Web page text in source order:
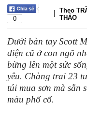
0
|
Theo
THẢO
Dưới bàn tay Scott
điện cũ ở con ngõ
bừng lên một sức
yêu. Chàng trai 23
túi mua sơn mà sẵn
màu phố cổ.